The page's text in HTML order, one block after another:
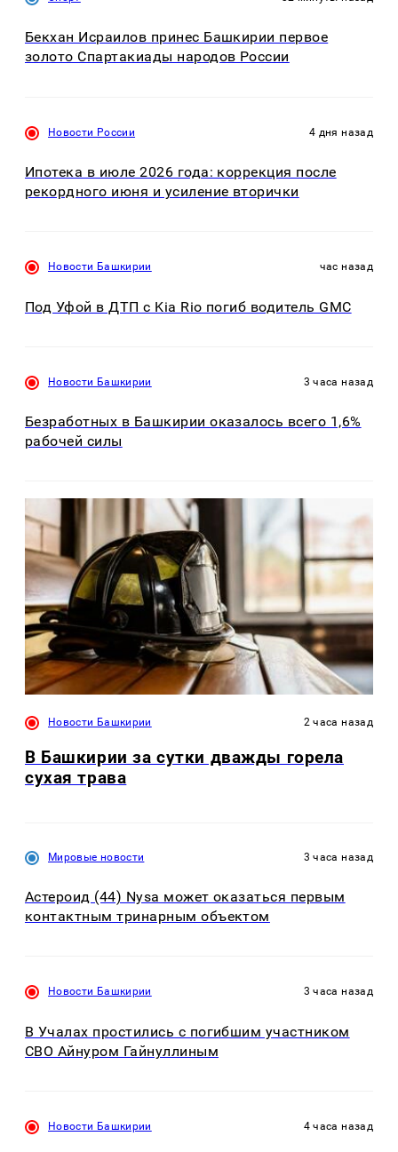
Бекхан Исраилов принес Башкирии первое
золото Спартакиады народов России
Новости России 4 дня назад
Ипотека в июле 2026 года: коррекция после
рекордного июня и усиление вторички
Новости Башкирии час назад
Под Уфой в ДТП с Kia Rio погиб водитель GMC
Новости Башкирии 3 часа назад
Безработных в Башкирии оказалось всего 1,6%
рабочей силы
Новости Башкирии 2 часа назад
В Башкирии за сутки дважды горела
сухая трава
Мировые новости 3 часа назад
Астероид (44) Nysa может оказаться первым
контактным тринарным объектом
Новости Башкирии 3 часа назад
В Учалах простились с погибшим участником
СВО Айнуром Гайнуллиным
Новости Башкирии 4 часа назад